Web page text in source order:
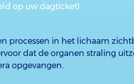
op uw dagticket)
processen in het lichaam
dat de organen straling
opgevangen.